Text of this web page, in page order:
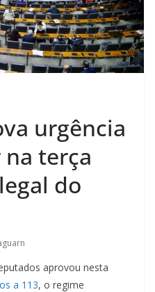
urgência
terça
do
aprovou nesta
a 113, o regime